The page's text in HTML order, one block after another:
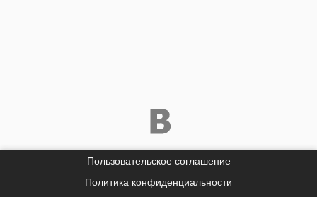
Пользовательское соглашение
Политика конфиденциальности